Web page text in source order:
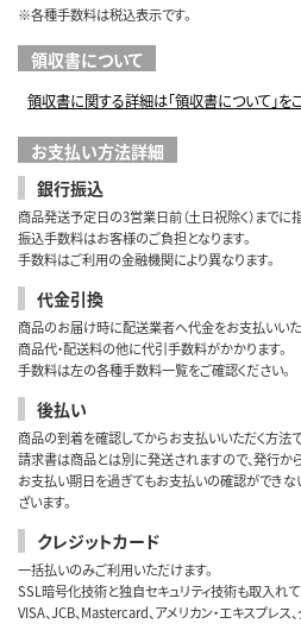
※各種手数料は税込表示です。
領収書について
領収書に関する詳細は「領収書について」を
お支払い方法詳細
銀行振込
商品発送予定日の3営業日前（土日祝除く）までに
振込手数料はお客様のご負担となります。
手数料はご利用の金融機関により異なります。
代金引換
商品のお届け時に配送業者へ代金をお支払いいた
商品代・配送料の他に代引手数料がかかります。
手数料は左の各種手数料一覧をご確認ください。
後払い
商品の到着を確認してからお支払いいただく方法で
請求書は商品とは別に発送されますので、発行か
お支払い期日を過ぎてもお支払いの確認ができ
ざいます。
クレジットカード
一括払いのみご利用いただけます。
SSL暗号化技術と独自セキュリティ技術も取入れて
VISA、JCB、Mastercard、アメリカン・エキスプレス